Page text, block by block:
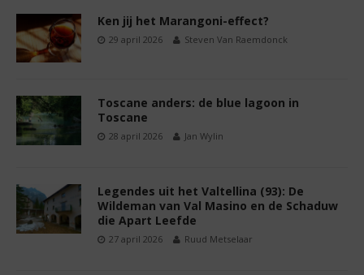
Ken jij het Marangoni-effect?
29 april 2026 Steven Van Raemdonck
Toscane anders: de blue lagoon in
Toscane
28 april 2026 Jan Wylin
Legendes uit het Valtellina (93): De
Wildeman van Val Masino en de Schaduw
die Apart Leefde
27 april 2026 Ruud Metselaar